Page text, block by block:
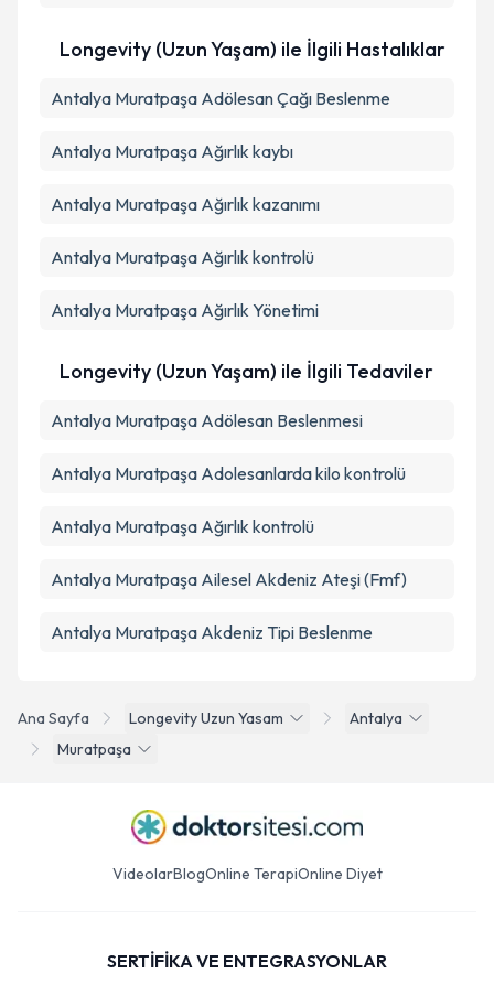
Ana Sayfa Longevity Uzun Yasam
Antalya
Muratpaşa
Longevity (Uzun Yaşam) ile İlgili Hastalıklar
Antalya Muratpaşa Adölesan Çağı Beslenme
Antalya Muratpaşa Ağırlık kaybı
Antalya Muratpaşa Ağırlık kazanımı
Antalya Muratpaşa Ağırlık kontrolü
Antalya Muratpaşa Ağırlık Yönetimi
Longevity (Uzun Yaşam) ile İlgili Tedaviler
Antalya Muratpaşa Adölesan Beslenmesi
Antalya Muratpaşa Adolesanlarda kilo kontrolü
Antalya Muratpaşa Ağırlık kontrolü
Antalya Muratpaşa Ailesel Akdeniz Ateşi (Fmf)
Antalya Muratpaşa Akdeniz Tipi Beslenme
VideolarBlogOnline TerapiOnline Diyet
SERTİFİKA VE ENTEGRASYONLAR